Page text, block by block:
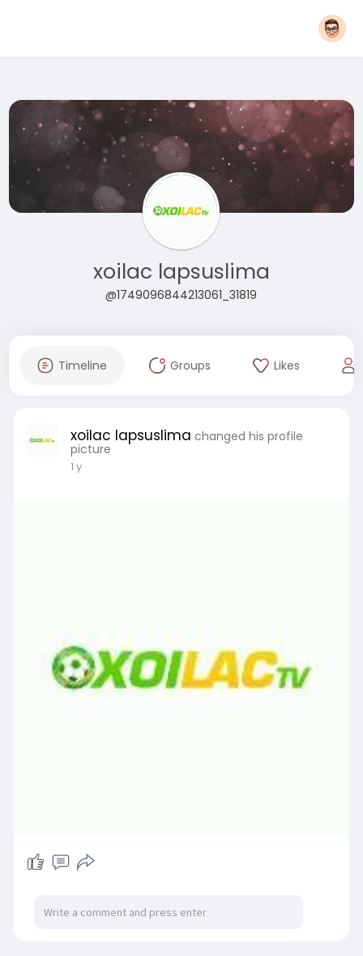
xoilac lapsuslima
@1749096844213061_31819
Timeline Groups Likes
xoilac lapsuslima changed his profile
picture
1 y